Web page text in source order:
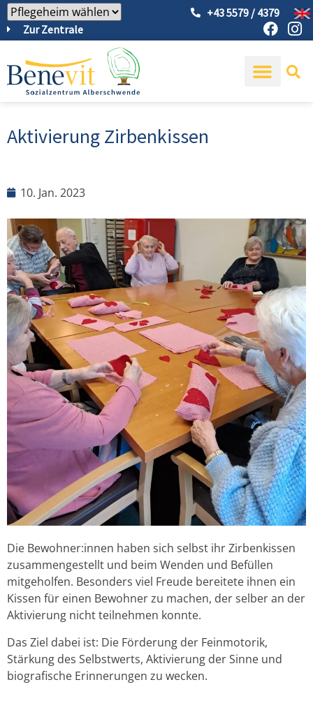
Zur Zentrale
+43 5579 / 4379
Aktivierung Zirbenkissen
10. Jan. 2023
Die Bewohner:innen haben sich selbst ihr Zirbenkissen
zusammengestellt und beim Wenden und Befüllen
mitgeholfen. Besonders viel Freude bereitete ihnen ein
Kissen für einen Bewohner zu machen, der selber an der
Aktivierung nicht teilnehmen konnte.
Das Ziel dabei ist: Die Förderung der Feinmotorik,
Stärkung des Selbstwerts, Aktivierung der Sinne und
biografische Erinnerungen zu wecken.